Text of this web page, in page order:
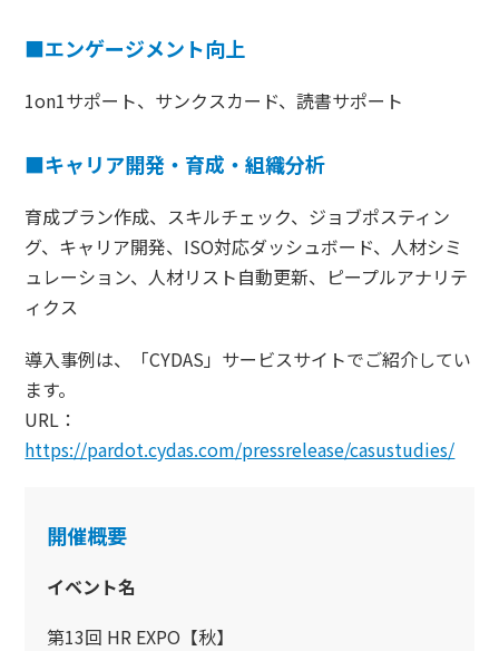
■エンゲージメント向上
1on1サポート、サンクスカード、読書サポート
■キャリア開発・育成・組織分析
育成プラン作成、スキルチェック、ジョブポスティン
グ、キャリア開発、ISO対応ダッシュボード、人材シミ
ュレーション、人材リスト自動更新、ピープルアナリテ
ィクス
導入事例は、「CYDAS」サービスサイトでご紹介してい
ます。
URL：
https://pardot.cydas.com/pressrelease/casustudies/
開催概要
イベント名
第13回 HR EXPO【秋】